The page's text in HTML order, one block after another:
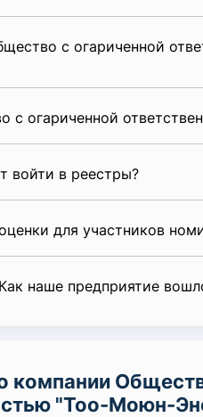
с огариченной
с огариченной
войти в реестры?
для участников
наше предприятие
компании
"Тоо-Моюн-